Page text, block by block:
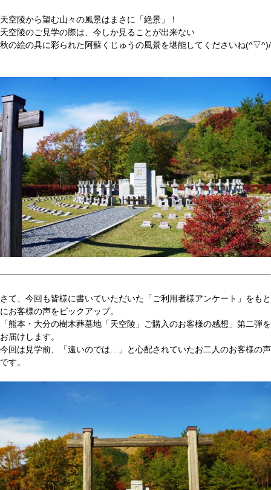
天空陵から望む山々の風景はまさに「絶景」！
天空陵のご見学の際は、今しか見ることが出来ない
秋の絵の具に彩られた阿蘇くじゅうの風景を堪能してくださいね(^▽^)/
さて、今回も皆様に書いていただいた「ご利用者様アンケート」をもと
にお客様の声をピックアップ。
「熊本・大分の樹木葬墓地「天空陵」ご購入のお客様の感想」第二弾を
お届けします。
今回は見学前、「遠いのでは…」と心配されていたお二人のお客様の声
です。